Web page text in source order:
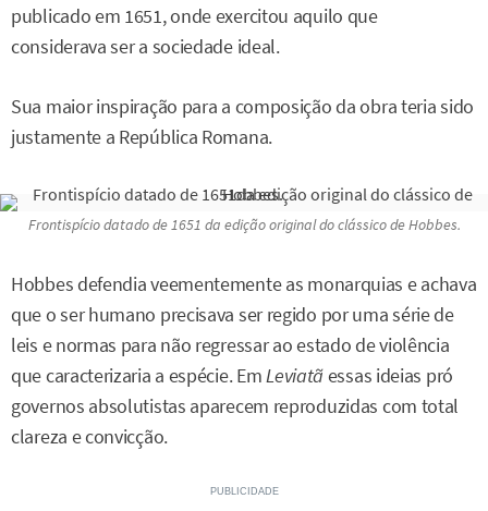
publicado em 1651, onde exercitou aquilo que
considerava ser a sociedade ideal.
Sua maior inspiração para a composição da obra teria sido
justamente a República Romana.
Frontispício datado de 1651 da edição original do clássico de Hobbes.
Hobbes defendia veementemente as monarquias e achava
que o ser humano precisava ser regido por uma série de
leis e normas para não regressar ao estado de violência
que caracterizaria a espécie. EmLeviatãessas ideias pró
governos absolutistas aparecem reproduzidas com total
clareza e convicção.